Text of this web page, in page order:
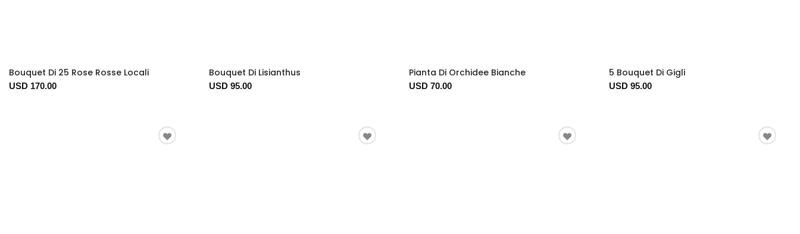
Bouquet Di 25 Rose Rosse Locali
USD 170.00
Bouquet Di Lisianthus
USD 95.00
Pianta Di Orchidee Bianche
USD 70.00
5 Bouquet Di Gigli
USD 95.00